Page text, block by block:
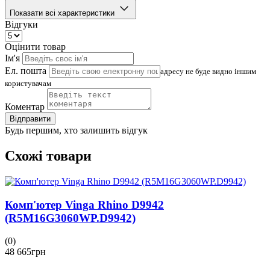
Показати всі характеристики
Відгуки
Оцінити товар
Ім'я
Ел. пошта
адресу не буде видно іншим
користувачам
Коментар
Відправити
Будь першим, хто залишить відгук
Схожі товари
Комп'ютер Vinga Rhino D9942
(R5M16G3060WP.D9942)
(0)
48 665грн